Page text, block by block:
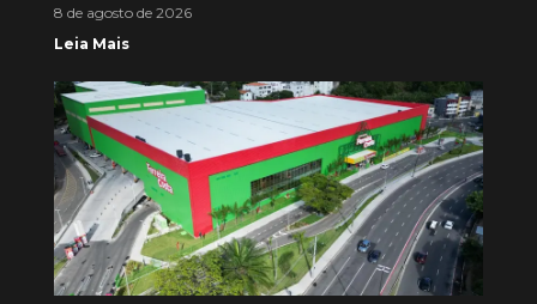
8 de agosto de 2026
Leia Mais